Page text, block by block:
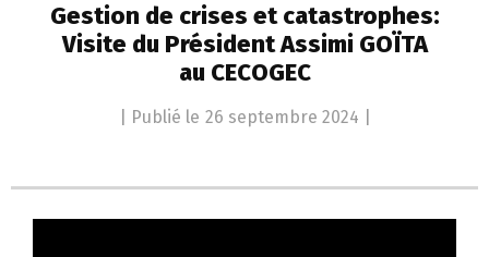
Gestion de crises et catastrophes:
Visite du Président Assimi GOÏTA
au CECOGEC
| Publié le 26 septembre 2024